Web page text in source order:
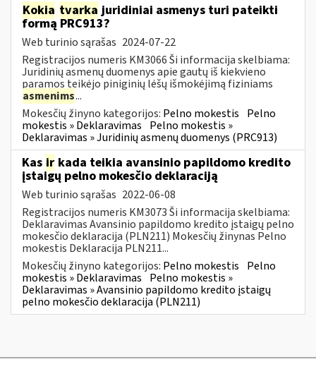
Kokia tvarka juridiniai asmenys turi pateikti
formą PRC913?
Web turinio sąrašas 2024-07-22
Registracijos numeris KM3066 Ši informacija skelbiama:
Juridinių asmenų duomenys apie gautų iš kiekvieno
paramos teikėjo piniginių lėšų išmokėjimą fiziniams
asmenims...
Mokesčių žinyno kategorijos: Pelno mokestis Pelno
mokestis » Deklaravimas Pelno mokestis »
Deklaravimas » Juridinių asmenų duomenys (PRC913)
Kas ir kada teikia avansinio papildomo kredito
įstaigų pelno mokesčio deklaraciją
Web turinio sąrašas 2022-06-08
Registracijos numeris KM3073 Ši informacija skelbiama:
Deklaravimas Avansinio papildomo kredito įstaigų pelno
mokesčio deklaracija (PLN211) Mokesčių žinynas Pelno
mokestis Deklaracija PLN211...
Mokesčių žinyno kategorijos: Pelno mokestis Pelno
mokestis » Deklaravimas Pelno mokestis »
Deklaravimas » Avansinio papildomo kredito įstaigų
pelno mokesčio deklaracija (PLN211)